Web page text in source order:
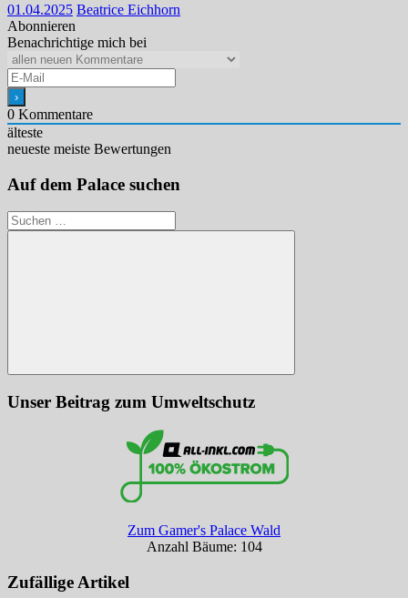
01.04.2025 Beatrice Eichhorn
Abonnieren
Benachrichtige mich bei
0 Kommentare
älteste
neueste meiste Bewertungen
Auf dem Palace suchen
Suchen
nach:
Suchen
Unser Beitrag zum Umweltschutz
Zum Gamer's Palace Wald
Anzahl Bäume: 104
Zufällige Artikel